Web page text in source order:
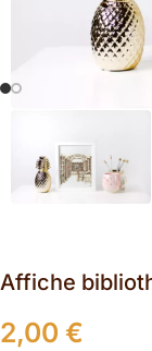
Affiche
2,00 €